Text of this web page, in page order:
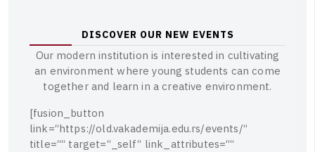
DISCOVER OUR NEW EVENTS
Our modern institution is interested in cultivating
an environment where young students can come
together and learn in a creative environment.
[fusion button
link=“https://old.vakademija.edu.rs/events/“
title=““ target=“_ self“ link attributes=““